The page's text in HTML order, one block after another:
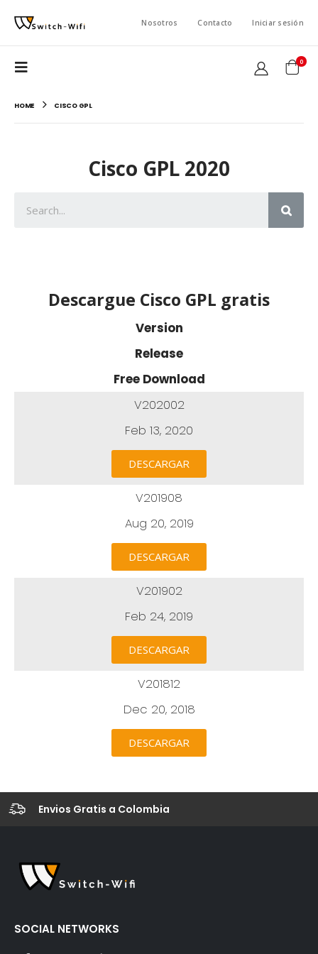
Nosotros Contacto Iniciar sesión
0
HOME CISCO GPL
Cisco GPL 2020
Descargue Cisco GPL gratis
Version
Release
Free Download
V202002
Feb 13, 2020
DESCARGAR
V201908
Aug 20, 2019
DESCARGAR
V201902
Feb 24, 2019
DESCARGAR
V201812
Dec 20, 2018
DESCARGAR
Envios Gratis a Colombia
Descuento hasta un 40%
SOCIAL NETWORKS